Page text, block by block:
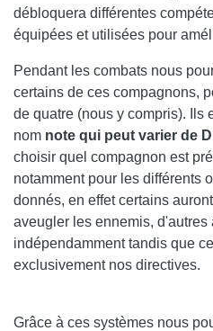
débloquera différentes
équipées et utilisées pour
Pendant les combats nous
certains de ces compagnons,
de quatre (nous y compris). Ils
nom note qui peut varier de D
choisir quel compagnon est
notamment pour les différents
donnés, en effet certains
aveugler les ennemis, d'autres
indépendamment tandis que
exclusivement nos directives.
Grâce à ces systèmes nous